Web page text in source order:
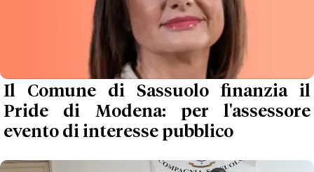
Il Comune di Sassuolo finanzia il
Pride di Modena: per l'assessore
evento di interesse pubblico